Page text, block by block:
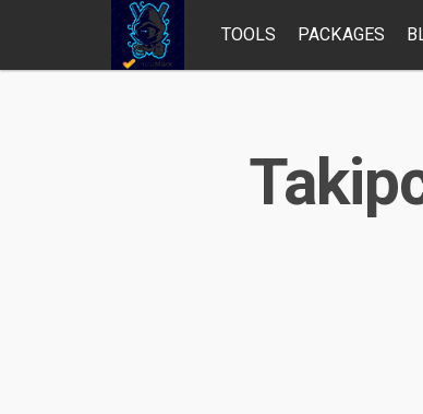
TOOLS PACKAGES